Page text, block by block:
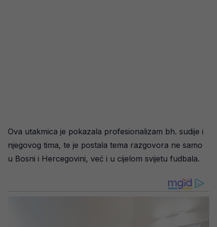
Ova utakmica je pokazala profesionalizam bh. sudije i
njegovog tima, te je postala tema razgovora ne samo
u Bosni i Hercegovini, već i u cijelom svijetu fudbala.